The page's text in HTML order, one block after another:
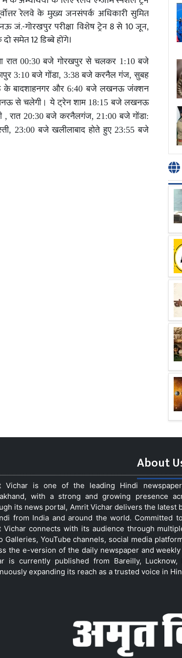
रेलवे के मुख्य जनसंपर्क अधिकारी सुमित
जं.-गोरखपुर परीक्षा विशेष ट्रेन 8 से 10 जून,
समेत 12 डिब्बे होंगे।
00:30 बजे गोरखपुर से चलकर 1:10 बजे
3:10 बजे गोंडा, 3:38 बजे करनैल गंज, सुबह
के बादशाहनगर और 6:40 बजे लखनऊ जंक्शन
से चलेगी। ये ट्रेन शाम 18:15 बजे लखनऊ
रात 20:30 बजे करनैलगंज, 21:00 बजे गोंडा:
23:00 बजे खलीलाबाद होते हुए 23:55 बजे
About
Vichar is one of the leading Hindi
with a strong and growing presence
its news portal, Amrit Vichar delivers the latest
from India and around the world. Committed
Vichar connects with its audience through
Galleries, YouTube channels, social media
the e-version of the daily newspaper and
is currently published from Bareilly, Lucknow,
expanding its reach as a trusted voice in